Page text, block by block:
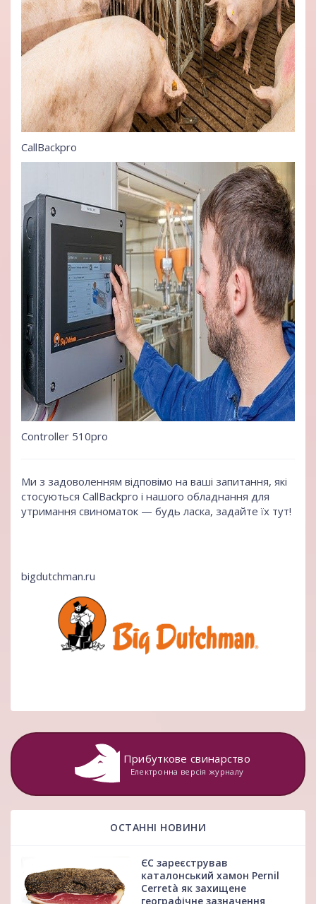
CallBackpro
Controller 510pro
Ми з задоволенням відповімо на ваші запитання, які
стосуються CallBackpro і нашого обладнання для
утримання свиноматок — будь ласка, задайте їх тут!
bigdutchman.ru
Прибуткове свинарство
Електронна версія журналу
ОСТАННІ НОВИНИ
ЄС зареєстрував
каталонський хамон Pernil
Cerretà як захищене
географічне зазначення